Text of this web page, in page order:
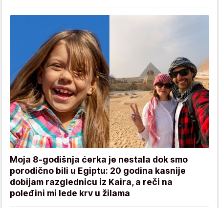
Moja 8-godišnja ćerka je nestala dok smo
porodično bili u Egiptu: 20 godina kasnije
dobijam razglednicu iz Kaira, a reči na
poleđini mi lede krv u žilama